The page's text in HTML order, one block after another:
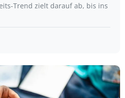
Trend zielt darauf ab, bis ins